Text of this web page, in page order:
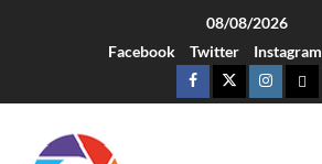
08/08/2026
Facebook
Twitter Instagram